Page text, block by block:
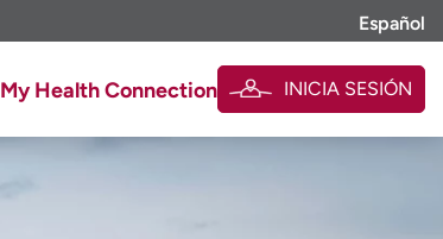
Español
My Health Connection INICIA SESIÓN